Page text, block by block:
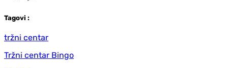
Tagovi :
tržni centar
Tržni centar Bingo